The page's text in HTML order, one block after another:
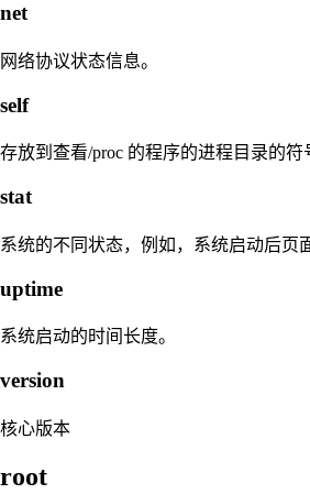
net
网络协议状态信息。
self
存放到查看/proc 的程序的进程目录的符
stat
系统的不同状态，例如，系统启动后页
uptime
系统启动的时间长度。
version
核心版本
root